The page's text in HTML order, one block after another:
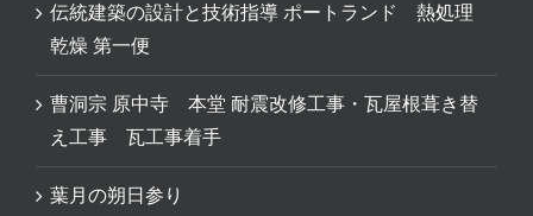
伝統建築の設計と技術指導 ポートランド 熱処理
乾燥 第一便
曹洞宗 原中寺 本堂 耐震改修工事・瓦屋根葺き替
え工事 瓦工事着手
葉月の朔日参り